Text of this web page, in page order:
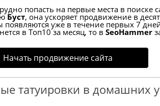
попасть на первые места в поиске
Буст, она ускоряет продвижение в
появляются уже в течение первых 7
в Топ10 за месяц, то в SeoHammer
Начать продвижение сайта
татуировки в домашних